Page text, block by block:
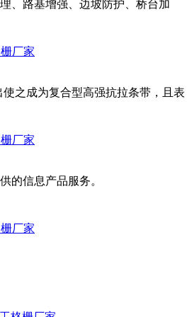
、路基增强、边坡防护、桥台加
厂家
之成为复合型高强抗拉条带，且表
厂家
的信息产品服务。
厂家